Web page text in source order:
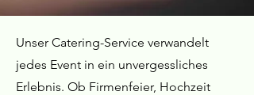
Unser Catering-Service verwandelt
jedes Event in ein unvergessliches
Erlebnis. Ob Firmenfeier, Hochzeit